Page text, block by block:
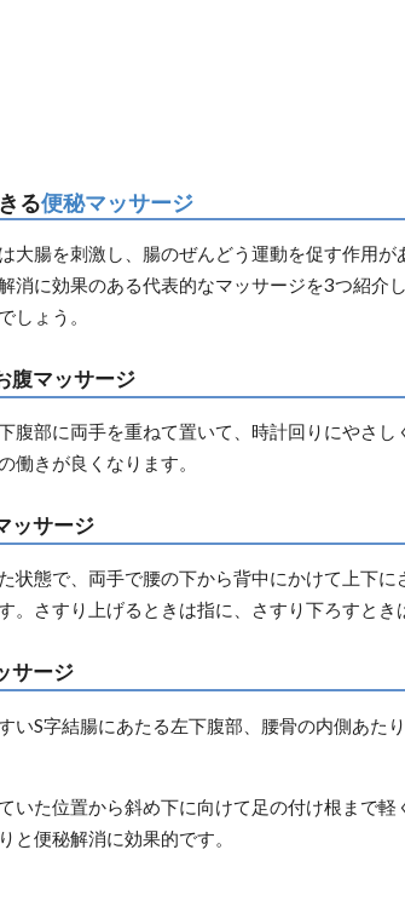
る便秘マッサージ
大腸を刺激し、腸のぜんどう運動を促す作用
消に効果のある代表的なマッサージを3つ紹介
しょう。
腹マッサージ
腹部に両手を重ねて置いて、時計回りにやさ
働きが良くなります。
ッサージ
状態で、両手で腰の下から背中にかけて上下
。さすり上げるときは指に、さすり下ろすとき
サージ
いS字結腸にあたる左下腹部、腰骨の内側あた
いた位置から斜め下に向けて足の付け根まで
と便秘解消に効果的です。